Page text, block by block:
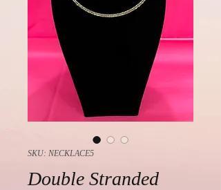
SKU: NECKLACE5
Double Stranded